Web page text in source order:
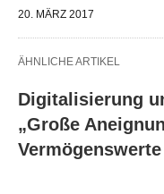
20. MÄRZ 2017
ÄHNLICHE ARTIKEL
Digitalisierung
„Große
Vermögenswerte